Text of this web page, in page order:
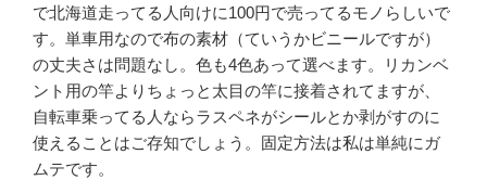
で北海道走ってる人向けに100円で売ってるモノらしいで
す。単車用なので布の素材（ていうかビニールですが）
の丈夫さは問題なし。色も4色あって選べます。リカンベ
ント用の竿よりちょっと太目の竿に接着されてますが、
自転車乗ってる人ならラスペネがシールとか剥がすのに
使えることはご存知でしょう。固定方法は私は単純にガ
ムテです。